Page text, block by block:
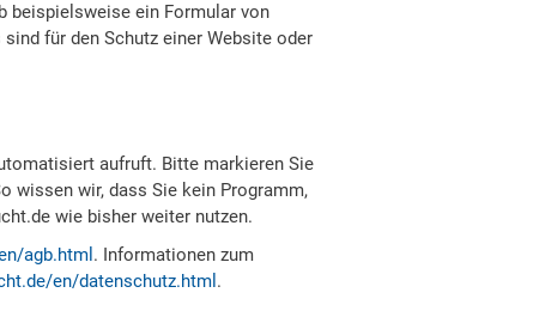
beispielsweise ein Formular von
für den Schutz einer Website oder
aufruft. Bitte markieren Sie
wissen wir, dass Sie kein Programm,
wie bisher weiter nutzen.
agb.html . Informationen zum
en/datenschutz.html .